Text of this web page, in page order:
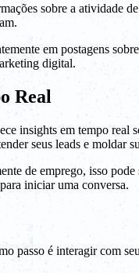
sobre a atividade
em postagens
digital.
Real
insights em tempo real
seus leads e moldar
de emprego, isso
iniciar uma conversa.
passo é interagir com